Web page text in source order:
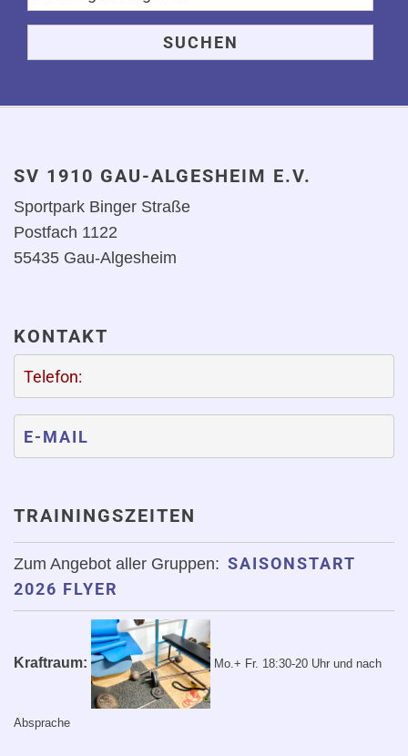
SV 1910 GAU-ALGESHEIM E.V.
Sportpark Binger Straße
Postfach 1122
55435 Gau-Algesheim
KONTAKT
Telefon:
E-MAIL
TRAININGSZEITEN
Zum Angebot aller Gruppen: SAISONSTART
2026 FLYER
Kraftraum: Mo.+ Fr. 18:30-20 Uhr und nach
Absprache